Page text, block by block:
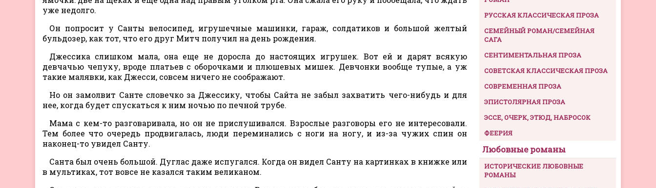
уже недолго.
Он попросит у Санты велосипед, игрушечные машинки, гараж, солдатиков и большой желтый
бульдозер, как тот, что его друг Митч получил на день рождения.
Джессика слишком мала, она еще не доросла до настоящих игрушек. Вот ей и дарят всякую
девчачью чепуху, вроде платьев с оборочками и плюшевых мишек. Девчонки вообще тупые, а уж
такие малявки, как Джесси, совсем ничего не соображают.
Но он замолвит Санте словечко за Джессику, чтобы Сайта не забыл захватить чего-нибудь и для
нее, когда будет спускаться к ним ночью по печной трубе.
Мама с кем-то разговаривала, но он не прислушивался. Взрослые разговоры его не интересовали.
Тем более что очередь продвигалась, люди переминались с ноги на ногу, и из-за чужих спин он
наконец-то увидел Санту.
Санта был очень большой. Дуглас даже испугался. Когда он видел Санту на картинках в книжке или
в мультиках, тот вовсе не казался таким великаном.
РУССКАЯ КЛАССИЧЕСКАЯ ПРОЗА
СЕМЕЙНЫЙ РОМАН/СЕМЕЙНАЯ
САГА
СЕНТИМЕНТАЛЬНАЯ ПРОЗА
СОВЕТСКАЯ КЛАССИЧЕСКАЯ ПРОЗА
СОВРЕМЕННАЯ ПРОЗА
ЭПИСТОЛЯРНАЯ ПРОЗА
ЭССЕ, ОЧЕРК, ЭТЮД, НАБРОСОК
ФЕЕРИЯ
Любовные романы
ИСТОРИЧЕСКИЕ ЛЮБОВНЫЕ
РОМАНЫ